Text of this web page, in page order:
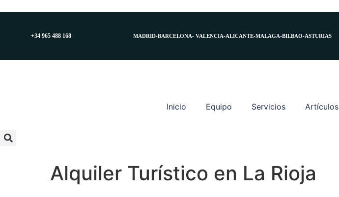
+34 965 488 168 MADRID-BARCELONA- VALENCIA-ALICANTE-MALAGA-BILBAO-ASTURIAS
Inicio Equipo Servicios Artículos
Alquiler Turístico en La Rioja